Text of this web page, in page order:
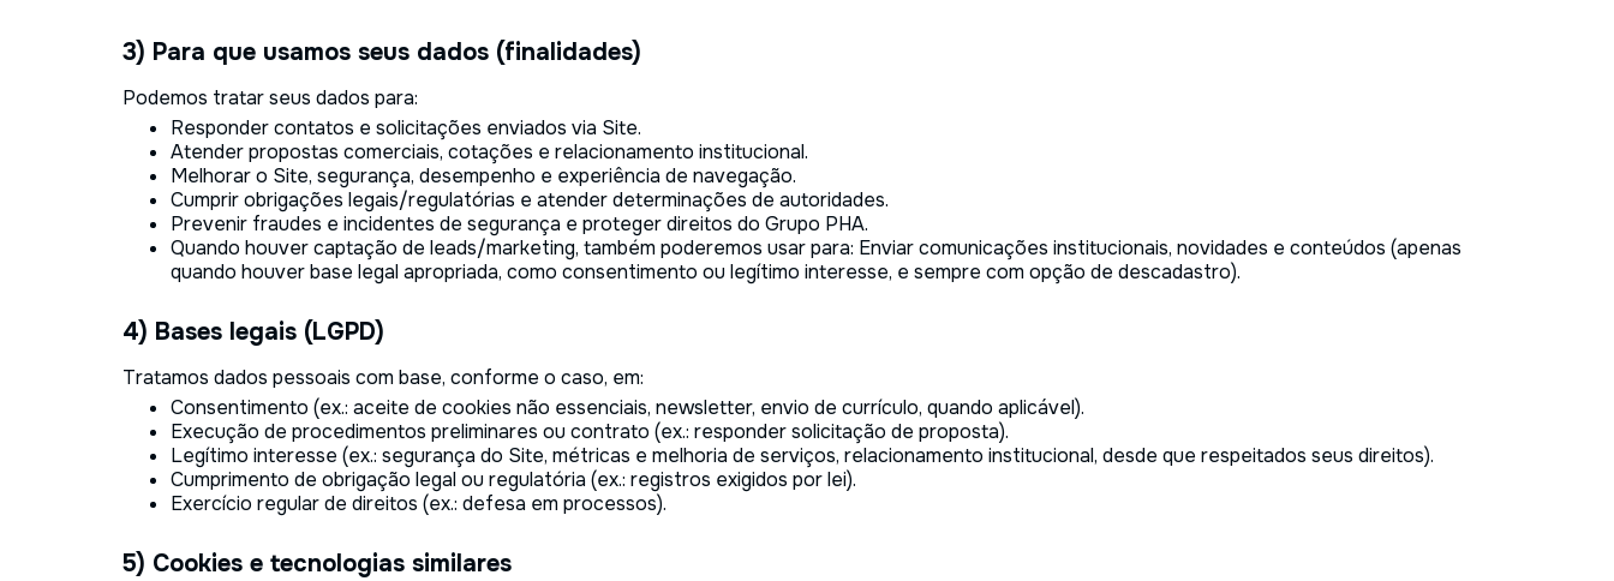
3) Para que usamos seus dados (finalidades)
Podemos tratar seus dados para:
Responder contatos e solicitações enviados via Site.
Atender propostas comerciais, cotações e relacionamento institucional.
Melhorar o Site, segurança, desempenho e experiência de navegação.
Cumprir obrigações legais/regulatórias e atender determinações de autoridades.
Prevenir fraudes e incidentes de segurança e proteger direitos do Grupo PHA.
Quando houver captação de leads/marketing, também poderemos usar para: Enviar comunicações institucionais, novidades e conteúdos (apenas
quando houver base legal apropriada, como consentimento ou legítimo interesse, e sempre com opção de descadastro).
4) Bases legais (LGPD)
Tratamos dados pessoais com base, conforme o caso, em:
Consentimento (ex.: aceite de cookies não essenciais, newsletter, envio de currículo, quando aplicável).
Execução de procedimentos preliminares ou contrato (ex.: responder solicitação de proposta).
Legítimo interesse (ex.: segurança do Site, métricas e melhoria de serviços, relacionamento institucional, desde que respeitados seus direitos).
Cumprimento de obrigação legal ou regulatória (ex.: registros exigidos por lei).
Exercício regular de direitos (ex.: defesa em processos).
5) Cookies e tecnologias similares